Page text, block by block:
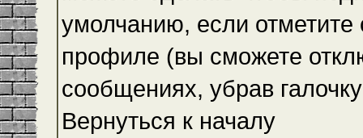
умолчанию, если
профиле (вы сможете
сообщениях, убрав
Вернуться к началу